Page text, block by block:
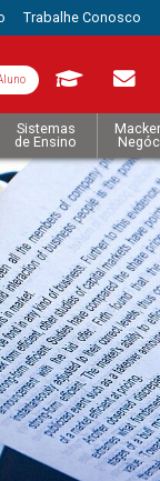
Trabalhe Conosco
Sistemas
de Ensino